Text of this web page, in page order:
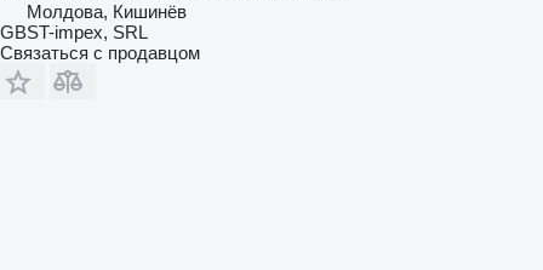
Молдова, Кишинёв
GBST-impex, SRL
Связаться с продавцом